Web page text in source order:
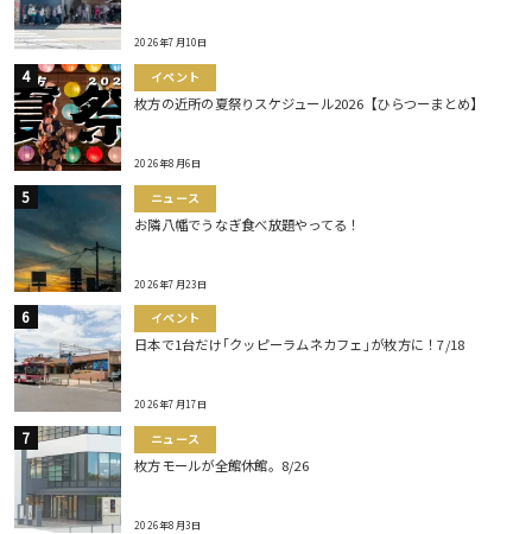
2026年7月10日
イベント
枚方の近所の夏祭りスケジュール2026【ひらつーまとめ】
2026年8月6日
ニュース
お隣八幡でうなぎ食べ放題やってる！
2026年7月23日
イベント
日本で1台だけ｢クッピーラムネカフェ｣が枚方に！7/18
2026年7月17日
ニュース
枚方モールが全館休館。8/26
2026年8月3日